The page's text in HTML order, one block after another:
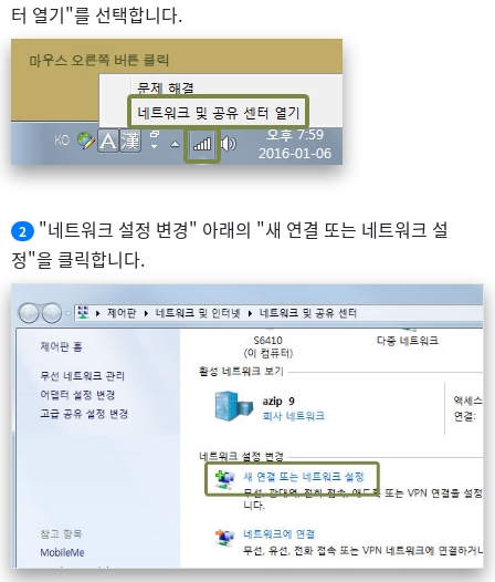
터 열기"를 선택합니다.
2
"네트워크 설정 변경" 아래의 "새 연결 또는 네트워크 설
정"을 클릭합니다.